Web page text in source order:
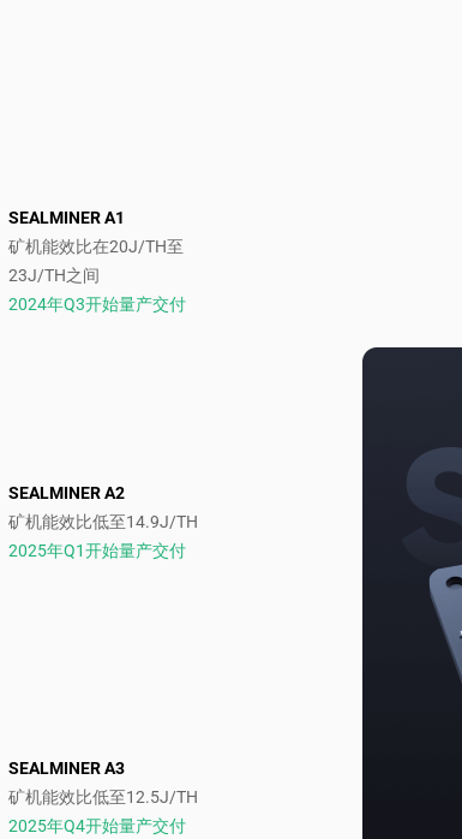
SEALMINER A1
矿机能效比在20J/TH至
23J/TH之间
2024年Q3开始量产交付
SEALMINER A2
矿机能效比低至14.9J/TH
2025年Q1开始量产交付
SEALMINER A3
矿机能效比低至12.5J/TH
2025年Q4开始量产交付